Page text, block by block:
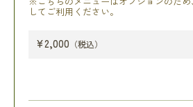
してご利用ください。
¥2,000 （税込）